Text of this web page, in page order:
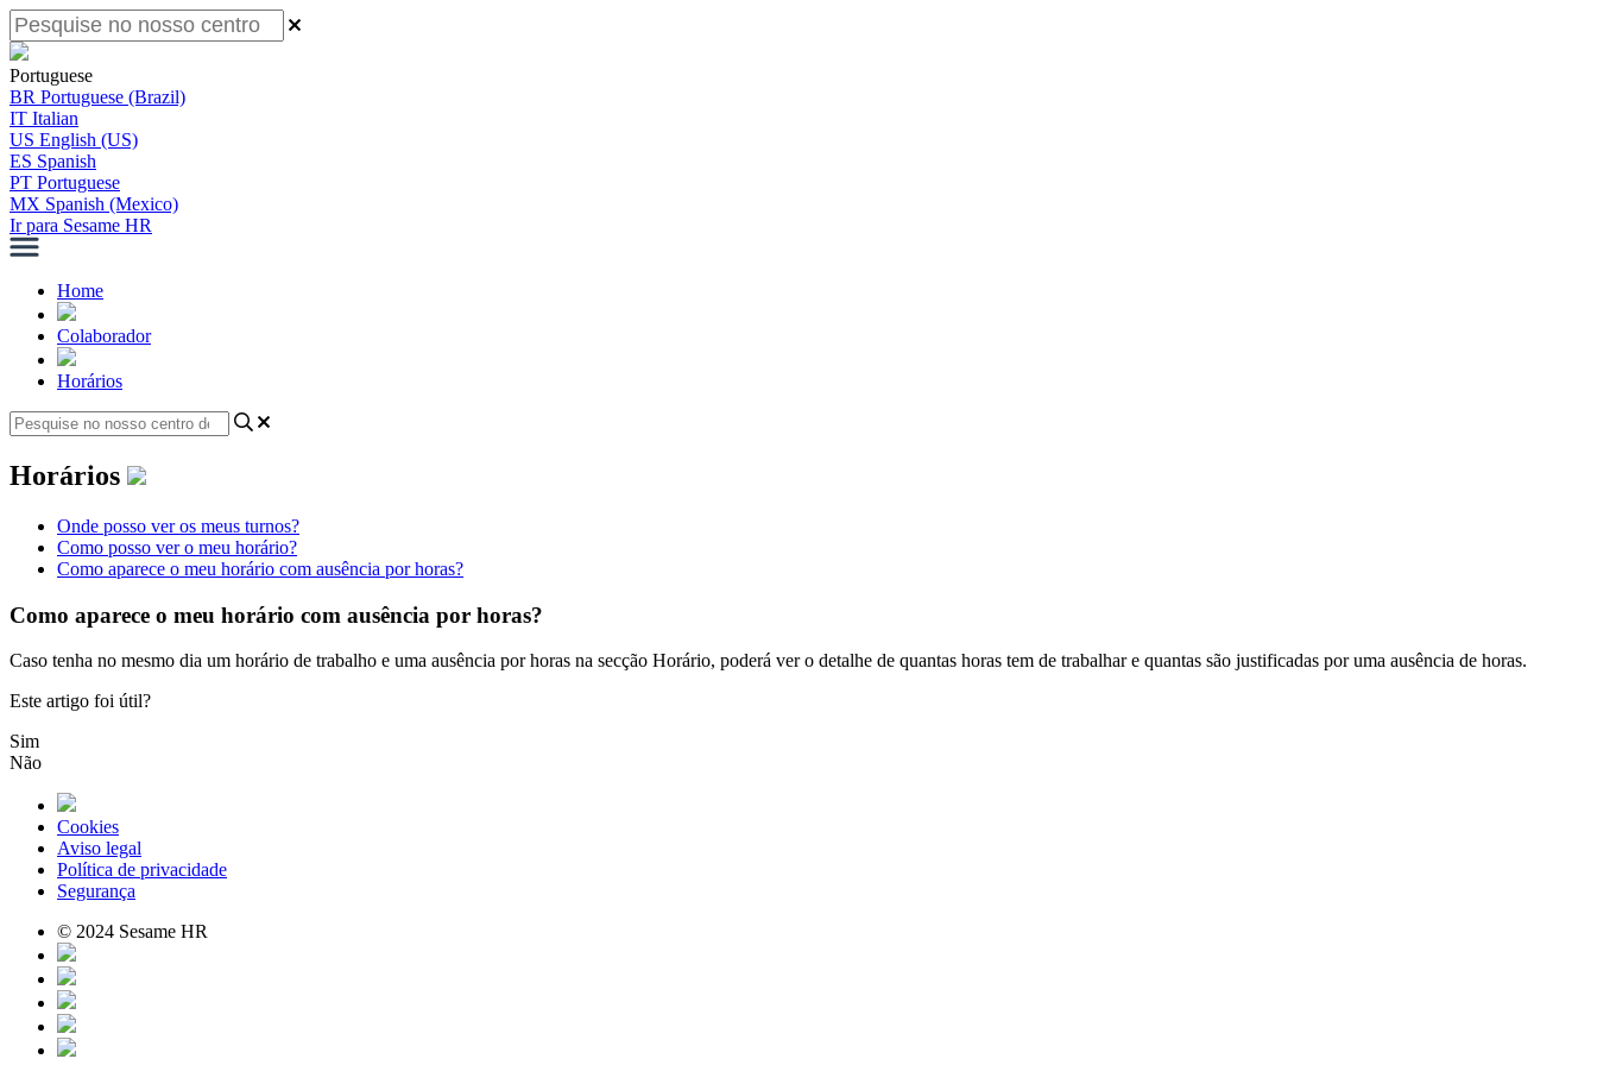
Portuguese
BR Portuguese (Brazil)
IT Italian
US English (US)
ES Spanish
PT Portuguese
MX Spanish (Mexico)
Ir para Sesame HR
Home
Colaborador
Horários
Horários
Onde posso ver os meus turnos?
Como posso ver o meu horário?
Como aparece o meu horário com ausência por horas?
Como aparece o meu horário com ausência por horas?
Caso tenha no mesmo dia um horário de trabalho e uma ausência por horas na secção Horário, poderá ver o detalhe de quantas horas tem de trabalhar e quantas são justificadas por uma ausência de horas.
Este artigo foi útil?
Sim
Não
Cookies
Aviso legal
Política de privacidade
Segurança
© 2024 Sesame HR